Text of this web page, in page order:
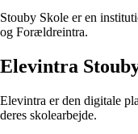
Stouby Skole er en
og Forældreintra.
Elevintra
Elevintra er den digitale
deres skolearbejde.